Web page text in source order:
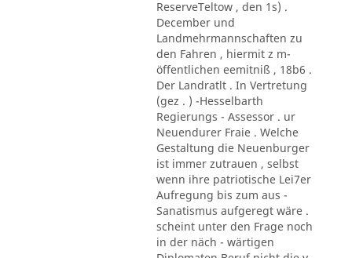
ReserveTeltow , den 1s) .
December und
Landmehrmannschaften zu
den Fahren , hiermit z m-
öffentlichen eemitniß , 18b6 .
Der Landratlt . In Vertretung
(gez . ) -Hesselbarth
Regierungs - Assessor . ur
Neuendurer Fraie . Welche
Gestaltung die Neuenburger
ist immer zutrauen , selbst
wenn ihre patriotische Lei7er
Aufregung bis zum aus -
Sanatismus aufgeregt wäre .
scheint unter den Frage noch
in der näch - wärtigen